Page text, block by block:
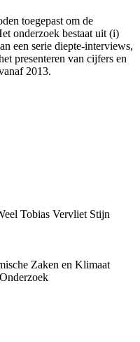
toegepast om de
onderzoek bestaat uit (i)
een serie diepte-interviews,
presenteren van cijfers en
2013.
Tobias Vervliet Stijn
Zaken en Klimaat